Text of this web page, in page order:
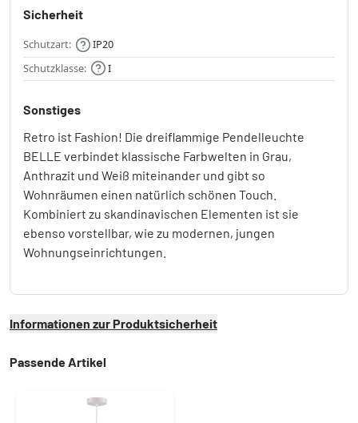
Sicherheit
Schutzart:
IP20
Schutzklasse:
I
Sonstiges
Retro ist Fashion! Die dreiflammige Pendelleuchte
BELLE verbindet klassische Farbwelten in Grau,
Anthrazit und Weiß miteinander und gibt so
Wohnräumen einen natürlich schönen Touch.
Kombiniert zu skandinavischen Elementen ist sie
ebenso vorstellbar, wie zu modernen, jungen
Wohnungseinrichtungen.
Informationen zur Produktsicherheit
Passende Artikel